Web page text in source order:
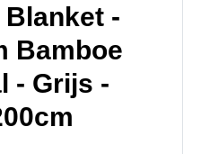
-
Bamboe
- Grijs -